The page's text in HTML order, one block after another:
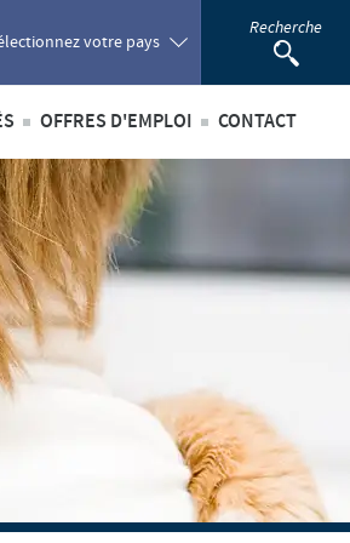
votre pays
Recherche
internationales
au sein du Benelux
OFFRES D'EMPLOI
Offres d'emploi internationales
Offres d'emploi au sein du Benelux
CONTACT